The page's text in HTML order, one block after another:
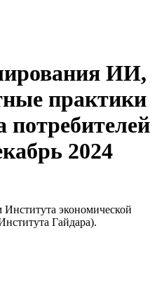
ИИ,
практики
потребителей
2024
экономической
Гайдара).